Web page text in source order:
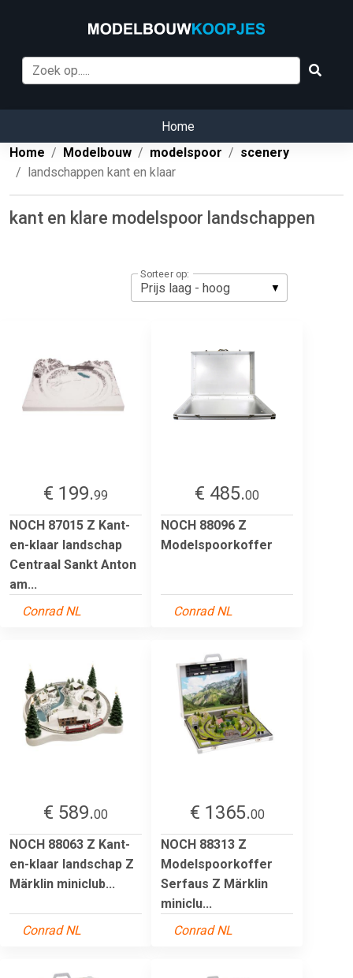
Home
Home
Modelbouw modelspoor
scenery
landschappen kant en klaar
kant en klare modelspoor landschappen
Sorteer op:
€ 199.99
NOCH 87015 Z Kant-
en-klaar landschap
Centraal Sankt Anton
am...
Conrad NL
€ 485.00
NOCH 88096 Z
Modelspoorkoffer
Conrad NL
€ 589.00
NOCH 88063 Z Kant-
en-klaar landschap Z
Märklin miniclub...
Conrad NL
€ 1365.00
NOCH 88313 Z
Modelspoorkoffer
Serfaus Z Märklin
miniclu...
Conrad NL